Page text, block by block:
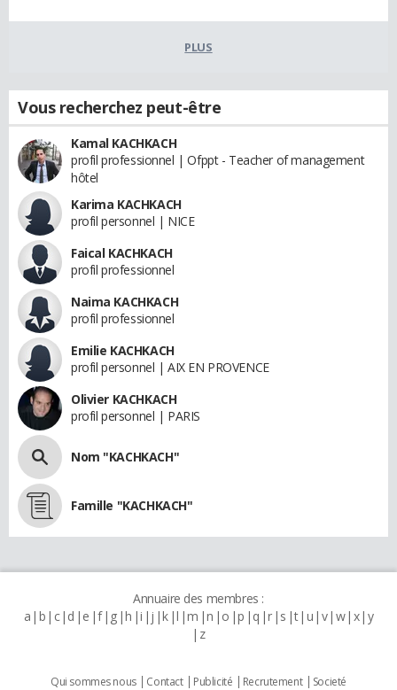
PLUS
Vous recherchez peut-être
Kamal KACHKACH
profil professionnel | Ofppt - Teacher of management
hôtel
Karima KACHKACH
profil personnel | NICE
Faical KACHKACH
profil professionnel
Naima KACHKACH
profil professionnel
Emilie KACHKACH
profil personnel | AIX EN PROVENCE
Olivier KACHKACH
profil personnel | PARIS
Nom "KACHKACH"
Famille "KACHKACH"
Annuaire des membres :
a b c d e f g h i j k l m n o p q r s t u v w x y
z
Qui sommes nous Contact Publicité Recrutement
Societé